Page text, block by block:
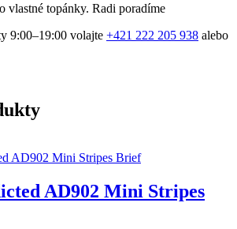
vlastné topánky. Radi poradíme
9:00–19:00 volajte +421 222 205 938 alebo
AD902 Mini Stripes